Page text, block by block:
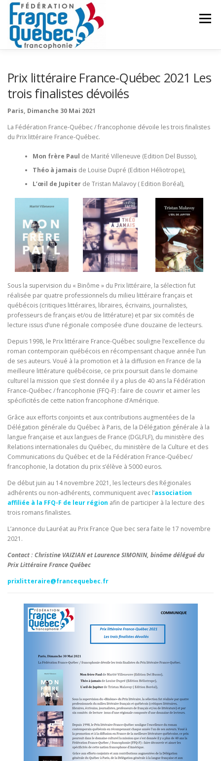
Aller
contenu
Menu
Prix littéraire France-Québec 2021 Les
trois finalistes dévoilés
Paris, Dimanche 30 Mai 2021
La Fédération France-Québec / francophonie dévoile les trois finalistes
du Prix littéraire France-Québec.
Mon frère Paul de Marité Villeneuve (Edition Del Busso),
Théo à jamais de Louise Dupré (Edition Héliotrope),
L’œil de Jupiterde Tristan Malavoy ( Edition Boréal),
Sous la supervision du « Binôme » du Prix littéraire, la sélection fut
réalisée par quatre professionnels du milieu littéraire français et
québécois (critiques littéraires, libraires, écrivains, journalistes,
professeurs de français et/ou de littérature) et par six comités de
lecture issus d’une régionale composée d’une douzaine de lecteurs.
Depuis 1998, le Prix littéraire France-Québec souligne l’excellence du
roman contemporain québécois en récompensant chaque année l’un
de ses auteurs. Voué à la promotion et à la diffusion en France de la
meilleure littérature québécoise, ce prix poursuit dans le domaine
culturel la mission que s’est donnée il y a plus de 40 ans la Fédération
France-Québec / francophonie (FFQ-F) : faire de couvrir et aimer les
spécificités de cette nation francophone d’Amérique.
Grâce aux efforts conjoints et aux contributions augmentées de la
Délégation générale du Québec à Paris, de la Délégation générale à la
langue française et aux langues de France (DGLFLF), du ministère des
Relations internationales du Québec, du ministère de la Culture et des
Communications du Québec et de la Fédération France-Québec/
francophonie, la dotation du prix s’élève à 5000 euros.
De début juin au 14 novembre 2021, les lecteurs des Régionales
adhérents ou non-adhérents, communiquent avec l’association
affiliée à la FFQ-F de leur région afin de participer à la lecture des
trois romans finalistes.
L’annonce du Lauréat au Prix France Que bec sera faite le 17 novembre
2021.
Contact : Christine VAIZIAN et Laurence SIMONIN, binôme délégué du
Prix Littéraire France Québec
prixlitteraire@francequebec.fr